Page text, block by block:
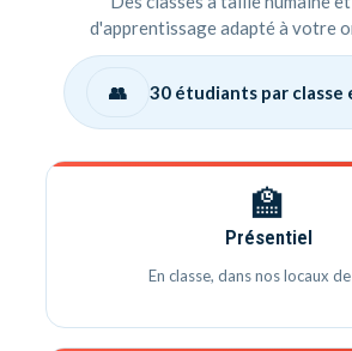
d'apprentissage adapté à votre
👥 30 étudiants par classe
🏫
Présentiel
En classe, dans nos locaux